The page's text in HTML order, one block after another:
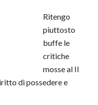
Ritengo
piuttosto
buffe le
critiche
mosse al II
di possedere e